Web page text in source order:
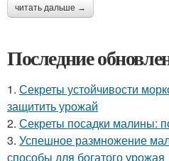
читать дальше →
Последние
1. Секреты устойчивости
защитить урожай
2. Секреты посадки малины:
3. Успешное размножение
способы для богатого урожая